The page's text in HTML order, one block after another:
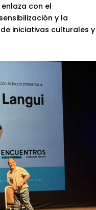
enlaza con el
y la
iniciativas culturales y